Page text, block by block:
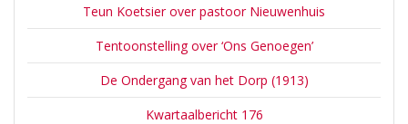
Teun Koetsier over pastoor Nieuwenhuis
Tentoonstelling over ‘Ons Genoegen’
De Ondergang van het Dorp (1913)
Kwartaalbericht 176